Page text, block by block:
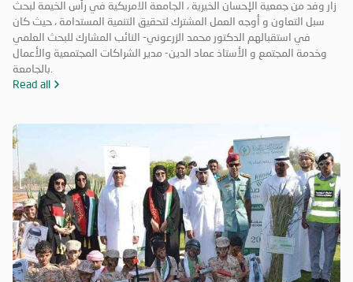
زار وفد من جمعية الإحسان الخيرية ، الجامعة الامريكية في رأس الخيمة لبحث
سبل التعاون و أوجه العمل المشترك لتحقيق التنمية المستدامة ، حيث كان
في استقبالهم الدكتور محمد الزرعوني- النائب المشارك للبحث العلمي
وخدمة المجتمع و الأستاذ عماد الدين- مدير الشراكات المجتمعية والأعمال
Read all